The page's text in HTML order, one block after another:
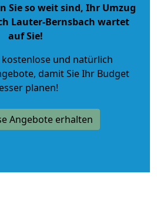
Sie so weit sind, Ihr Umzug
Lauter-Bernsbach wartet
auf Sie!
kostenlose und natürlich
, damit Sie Ihr Budget
planen!
Angebote erhalten